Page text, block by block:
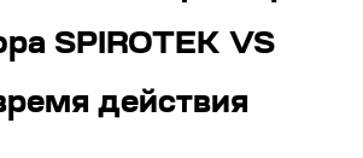
SPIROTEK VS
действия